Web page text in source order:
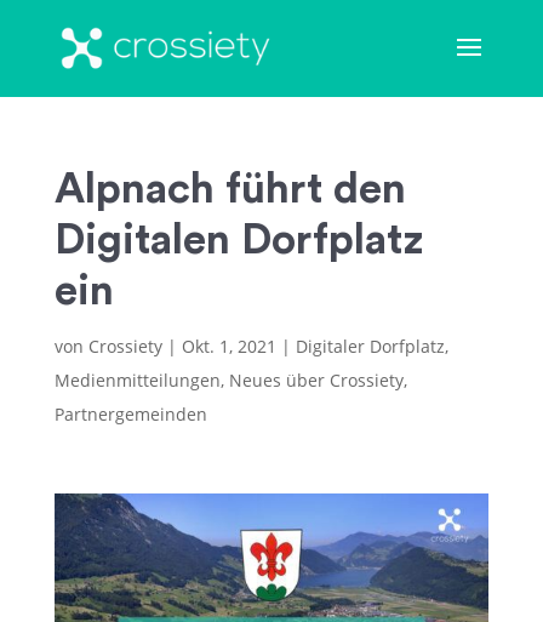
Alpnach führt den
Digitalen Dorfplatz
ein
von Crossiety| Okt. 1, 2021 | Digitaler Dorfplatz,
Medienmitteilungen, Neues über Crossiety,
Partnergemeinden